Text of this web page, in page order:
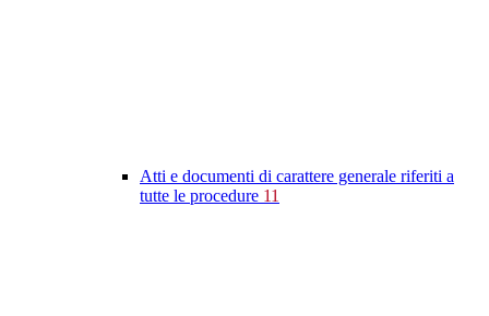
Atti e documenti di carattere generale riferiti a
tutte le procedure 11